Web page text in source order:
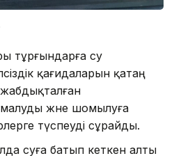
тұрғындарға су
қағидаларын қатаң
және шомылуға
түспеуді сұрайды.
суға батып кеткен алты